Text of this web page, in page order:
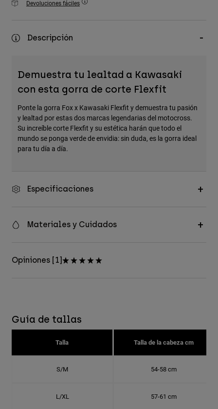
Accesorios
Bolsas y Mochilas
Ver todo
Devoluciones fáciles
Descripción
Demuestra tu lealtad a Kawasaki
con esta gorra de corte Flexfit
Ponte la gorra Fox x Kawasaki Flexfit y demuestra tu pasión
y lealtad por estas dos marcas legendarias del motocross.
Su increíble corte Flexfit y su estética harán que todo el
mundo se ponga verde de envidia: sin duda, es la gorra ideal
para tu día a día.
Especificaciones
Materiales y Cuidados
Opiniones [1]
Guía de tallas
Talla Talla de la cabeza cm
S/M 54-58 cm
L/XL 57-61 cm